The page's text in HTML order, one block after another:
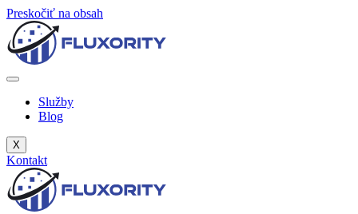
Preskočiť na obsah
Služby
Blog
X
Kontakt